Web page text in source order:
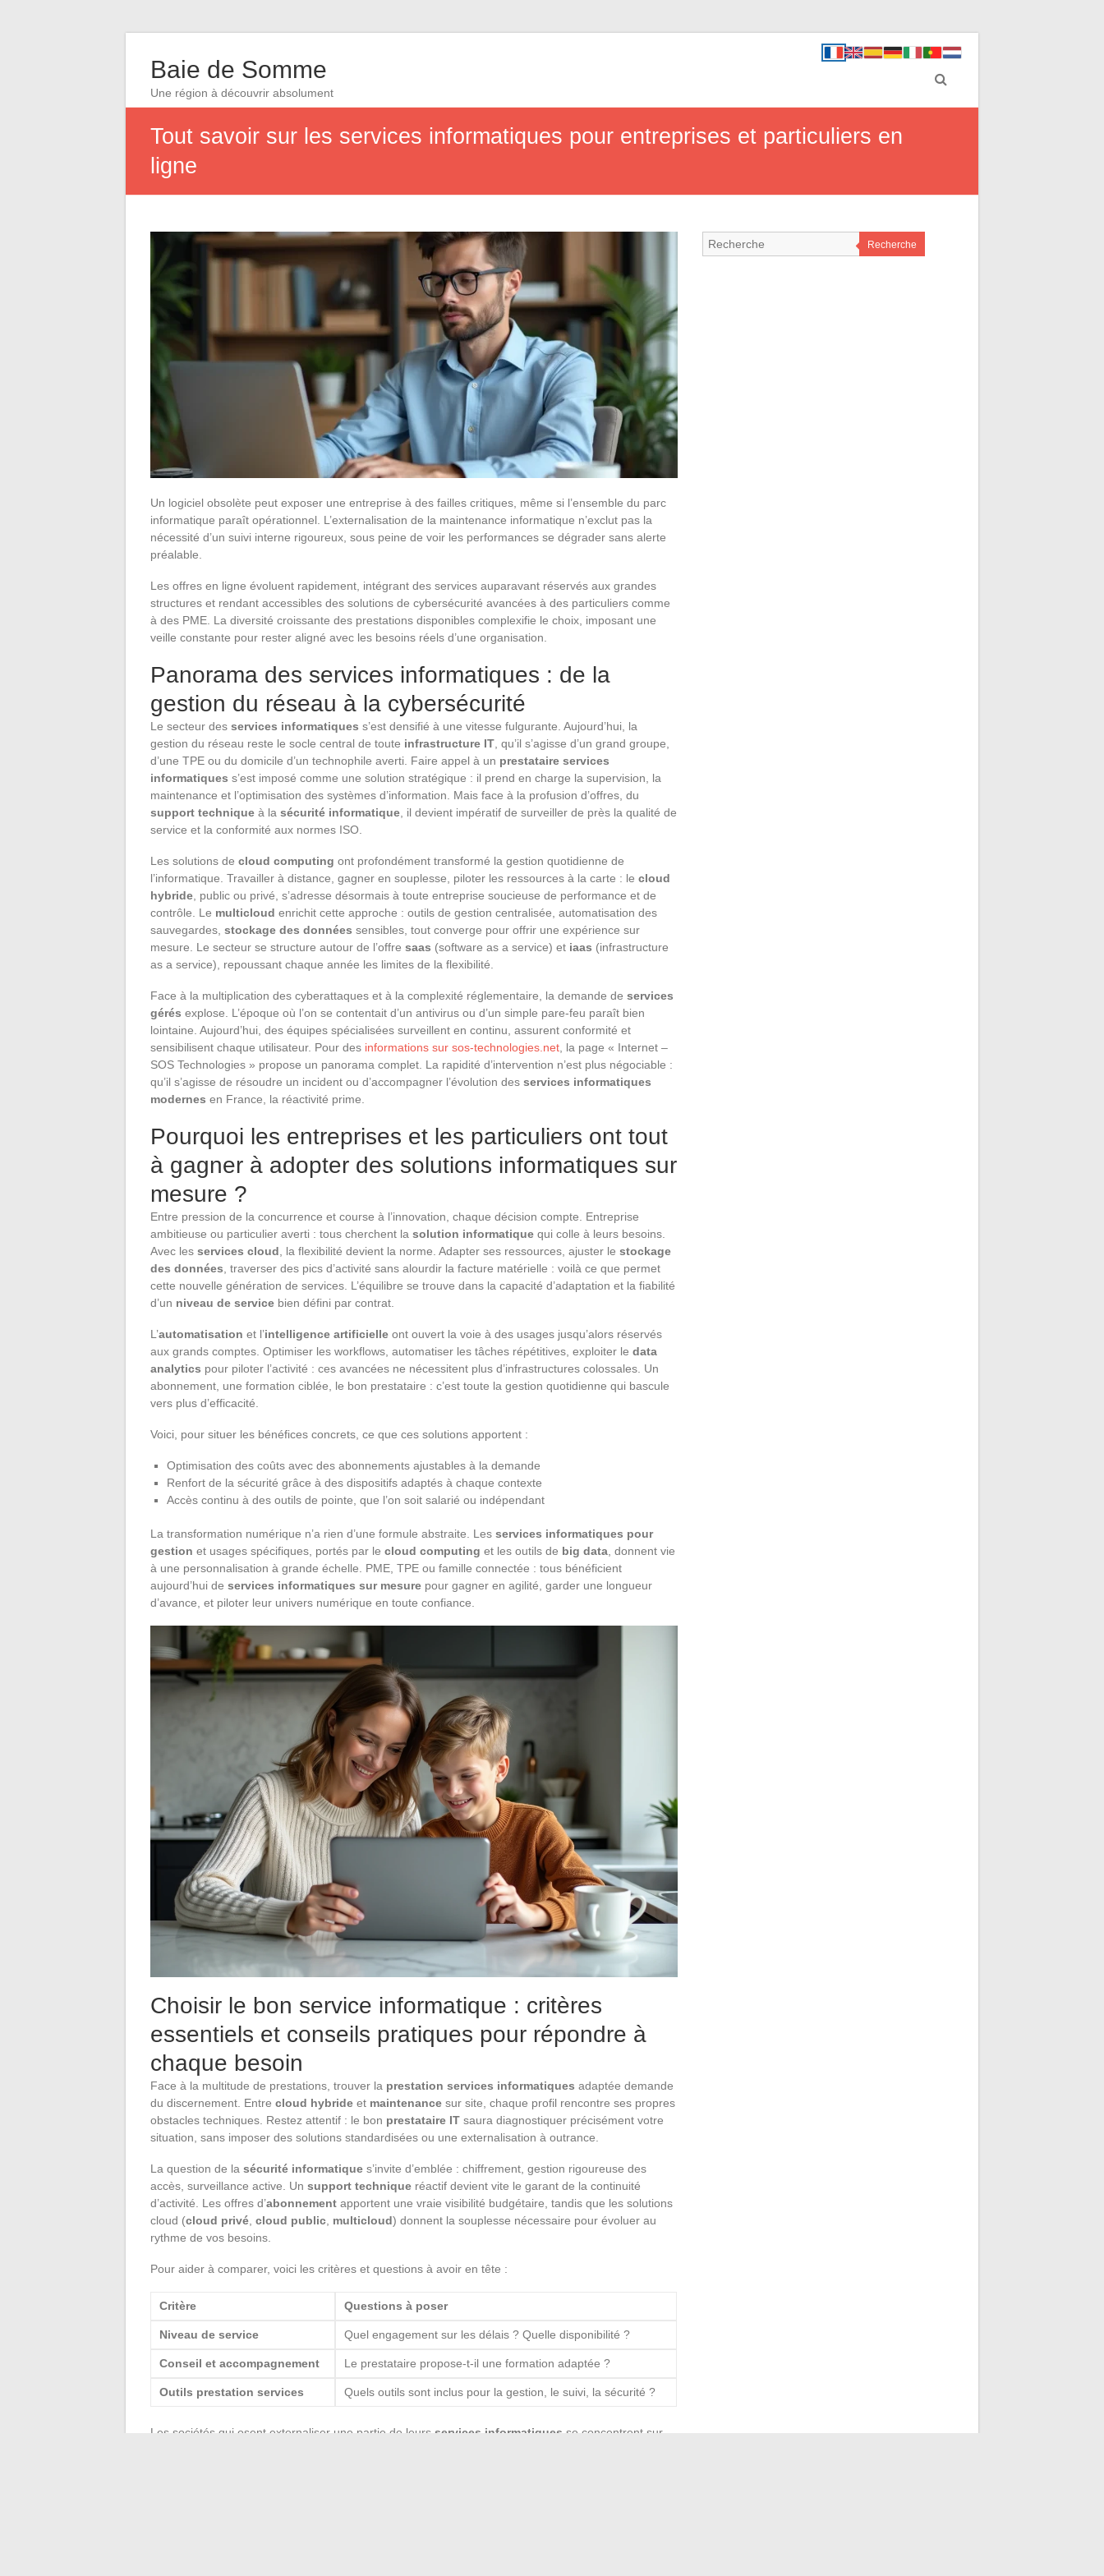
Baie de Somme
Une région à découvrir absolument
Tout savoir sur les services informatiques pour entreprises et particuliers en
ligne
Un logiciel obsolète peut exposer une entreprise à des failles critiques, même si l’ensemble du parc
informatique paraît opérationnel. L’externalisation de la maintenance informatique n’exclut pas la
nécessité d’un suivi interne rigoureux, sous peine de voir les performances se dégrader sans alerte
préalable.
Les offres en ligne évoluent rapidement, intégrant des services auparavant réservés aux grandes
structures et rendant accessibles des solutions de cybersécurité avancées à des particuliers comme
à des PME. La diversité croissante des prestations disponibles complexifie le choix, imposant une
veille constante pour rester aligné avec les besoins réels d’une organisation.
Panorama des services informatiques : de la
gestion du réseau à la cybersécurité
Le secteur des services informatiques s’est densifié à une vitesse fulgurante. Aujourd’hui, la
gestion du réseau reste le socle central de toute infrastructure IT , qu’il s’agisse d’un grand groupe,
d’une TPE ou du domicile d’un technophile averti. Faire appel à un prestataire services
informatiques s’est imposé comme une solution stratégique : il prend en charge la supervision, la
maintenance et l’optimisation des systèmes d’information. Mais face à la profusion d’offres, du
support technique à la sécurité informatique , il devient impératif de surveiller de près la qualité de
service et la conformité aux normes ISO.
Les solutions de cloud computing ont profondément transformé la gestion quotidienne de
l’informatique. Travailler à distance, gagner en souplesse, piloter les ressources à la carte : le cloud
hybride , public ou privé, s’adresse désormais à toute entreprise soucieuse de performance et de
contrôle. Le multicloud enrichit cette approche : outils de gestion centralisée, automatisation des
sauvegardes, stockage des données sensibles, tout converge pour offrir une expérience sur
mesure. Le secteur se structure autour de l’offre saas (software as a service) et iaas (infrastructure
as a service), repoussant chaque année les limites de la flexibilité.
Face à la multiplication des cyberattaques et à la complexité réglementaire, la demande de services
gérés explose. L’époque où l’on se contentait d’un antivirus ou d’un simple pare-feu paraît bien
lointaine. Aujourd’hui, des équipes spécialisées surveillent en continu, assurent conformité et
sensibilisent chaque utilisateur. Pour des informations sur sos-technologies.net , la page « Internet –
SOS Technologies » propose un panorama complet. La rapidité d’intervention n’est plus négociable :
qu’il s’agisse de résoudre un incident ou d’accompagner l’évolution des services informatiques
modernes en France, la réactivité prime.
Pourquoi les entreprises et les particuliers ont tout
à gagner à adopter des solutions informatiques sur
mesure ?
Entre pression de la concurrence et course à l’innovation, chaque décision compte. Entreprise
ambitieuse ou particulier averti : tous cherchent la solution informatique qui colle à leurs besoins.
Avec les services cloud , la flexibilité devient la norme. Adapter ses ressources, ajuster le stockage
des données , traverser des pics d’activité sans alourdir la facture matérielle : voilà ce que permet
cette nouvelle génération de services. L’équilibre se trouve dans la capacité d’adaptation et la fiabilité
d’un niveau de service bien défini par contrat.
L’automatisation et l’intelligence artificielle ont ouvert la voie à des usages jusqu’alors réservés
aux grands comptes. Optimiser les workflows, automatiser les tâches répétitives, exploiter le data
analytics pour piloter l’activité : ces avancées ne nécessitent plus d’infrastructures colossales. Un
abonnement, une formation ciblée, le bon prestataire : c’est toute la gestion quotidienne qui bascule
vers plus d’efficacité.
Voici, pour situer les bénéfices concrets, ce que ces solutions apportent :
Optimisation des coûts avec des abonnements ajustables à la demande
Renfort de la sécurité grâce à des dispositifs adaptés à chaque contexte
Accès continu à des outils de pointe, que l’on soit salarié ou indépendant
La transformation numérique n’a rien d’une formule abstraite. Les services informatiques pour
gestion et usages spécifiques, portés par le cloud computing et les outils de big data , donnent vie
à une personnalisation à grande échelle. PME, TPE ou famille connectée : tous bénéficient
aujourd’hui de services informatiques sur mesure pour gagner en agilité, garder une longueur
d’avance, et piloter leur univers numérique en toute confiance.
Choisir le bon service informatique : critères
essentiels et conseils pratiques pour répondre à
chaque besoin
Face à la multitude de prestations, trouver la prestation services informatiques adaptée demande
du discernement. Entre cloud hybride et maintenance sur site, chaque profil rencontre ses propres
obstacles techniques. Restez attentif : le bon prestataire IT saura diagnostiquer précisément votre
situation, sans imposer des solutions standardisées ou une externalisation à outrance.
La question de la sécurité informatique s’invite d’emblée : chiffrement, gestion rigoureuse des
accès, surveillance active. Un support technique réactif devient vite le garant de la continuité
d’activité. Les offres d’abonnement apportent une vraie visibilité budgétaire, tandis que les solutions
cloud (cloud privé cloud public multicloud) donnent la souplesse nécessaire pour évoluer au
rythme de vos besoins.
Pour aider à comparer, voici les critères et questions à avoir en tête :
Critère Questions à poser
Niveau de service Quel engagement sur les délais ? Quelle disponibilité ?
Conseil et accompagnement Le prestataire propose-t-il une formation adaptée ?
Outils prestation services Quels outils sont inclus pour la gestion, le suivi, la sécurité ?
Les sociétés qui osent externaliser une partie de leurs services informatiques se concentrent sur
Recherche